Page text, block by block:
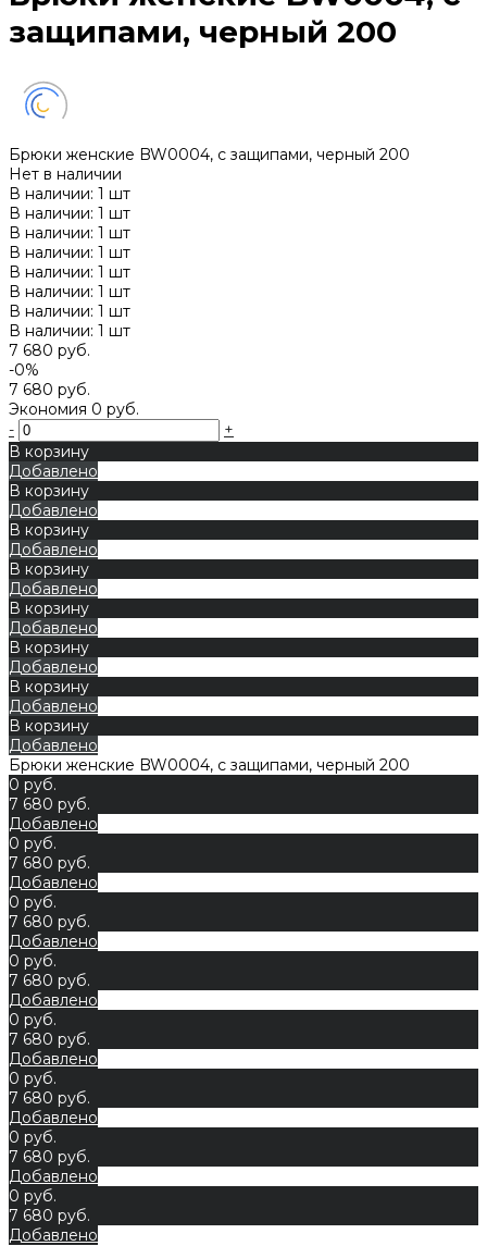
защипами, черный 200
Брюки женские BW0004, с защипами, черный 200
Нет в наличии
В наличии: 1 шт
В наличии: 1 шт
В наличии: 1 шт
В наличии: 1 шт
В наличии: 1 шт
В наличии: 1 шт
В наличии: 1 шт
В наличии: 1 шт
7 680 руб.
-0%
7 680 руб.
Экономия 0 руб.
-
+
В корзину
Добавлено
В корзину
Добавлено
В корзину
Добавлено
В корзину
Добавлено
В корзину
Добавлено
В корзину
Добавлено
В корзину
Добавлено
В корзину
Добавлено
Брюки женские BW0004, с защипами, черный 200
0 руб.
7 680 руб.
Добавлено
0 руб.
7 680 руб.
Добавлено
0 руб.
7 680 руб.
Добавлено
0 руб.
7 680 руб.
Добавлено
0 руб.
7 680 руб.
Добавлено
0 руб.
7 680 руб.
Добавлено
0 руб.
7 680 руб.
Добавлено
0 руб.
7 680 руб.
Добавлено